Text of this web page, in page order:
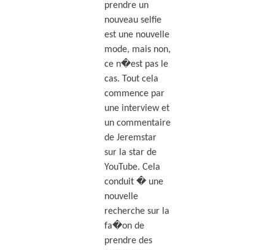
prendre un
nouveau selfie
est une nouvelle
mode, mais non,
ce n�est pas le
cas. Tout cela
commence par
une interview et
un commentaire
de Jeremstar
sur la star de
YouTube. Cela
conduit � une
nouvelle
recherche sur la
fa�on de
prendre des